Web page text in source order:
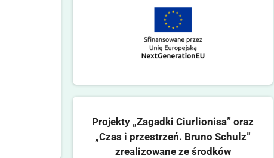
Projekty „Zagadki Ciurlionisa” oraz
„Czas i przestrzeń. Bruno Schulz”
zrealizowane ze środków